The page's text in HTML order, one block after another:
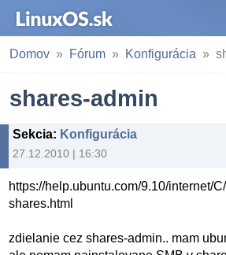
Domov Fórum Konfigurácia
shares-admin
Sekcia: Konfigurácia
27.12.2010 | 16:30
https://help.ubuntu.com/9.10/internet/
shares.html
zdielanie cez shares-admin.. mam